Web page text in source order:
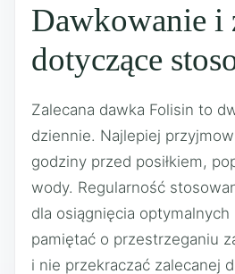
Dawkowanie i
dotyczące
Zalecana dawka Folisin to
dziennie. Najlepiej
godziny przed posiłkiem,
wody. Regularność
dla osiągnięcia
pamiętać o przestrzeganiu
i nie przekraczać zalecanej